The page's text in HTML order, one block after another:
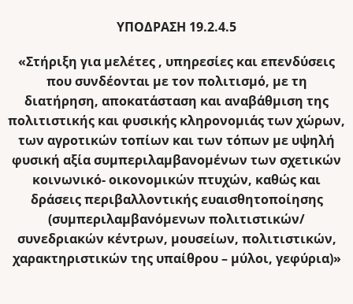
ΥΠΟΔΡΑΣΗ 19.2.4.5
«Στήριξη για μελέτες , υπηρεσίες και επενδύσεις
που συνδέονται με τον πολιτισμό, με τη
διατήρηση, αποκατάσταση και αναβάθμιση της
πολιτιστικής και φυσικής κληρονομιάς των χώρων,
των αγροτικών τοπίων και των τόπων με υψηλή
φυσική αξία συμπεριλαμβανομένων των σχετικών
κοινωνικό- οικονομικών πτυχών, καθώς και
δράσεις περιβαλλοντικής ευαισθητοποίησης
(συμπεριλαμβανόμενων πολιτιστικών/
συνεδριακών κέντρων, μουσείων, πολιτιστικών,
χαρακτηριστικών της υπαίθρου – μύλοι, γεφύρια)»